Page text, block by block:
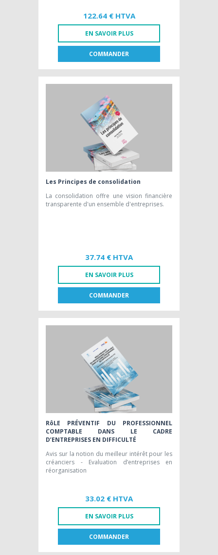
122.64 € HTVA
EN SAVOIR PLUS
COMMANDER
NL
Les Principes de consolidation
La consolidation offre une vision financière
transparente d'un ensemble d'entreprises.
37.74 € HTVA
EN SAVOIR PLUS
COMMANDER
NL
RôLE PRÉVENTIF DU PROFESSIONNEL
COMPTABLE DANS LE CADRE
D’ENTREPRISES EN DIFFICULTÉ
Avis sur la notion du meilleur intérêt pour les
créanciers - Evaluation d’entreprises en
réorganisation
33.02 € HTVA
EN SAVOIR PLUS
COMMANDER
NL